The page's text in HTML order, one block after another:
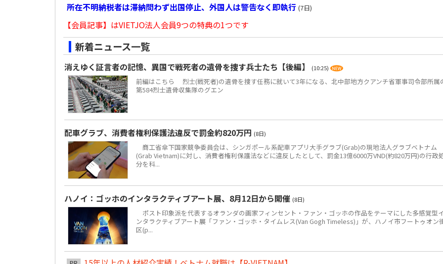
所在不明納税者は滞納問わず出国停止、外国人は警告なく即執行 (7日)
【会員記事】はVIETJO法人会員9つの特典の1つです
新着ニュース一覧
消えゆく証言者の記憶、異国で戦死者の遺骨を捜す兵士たち【後編】 (10:25)
前編はこちら 烈士(戦死者)の遺骨を捜す任務に就いて3年になる、北中部地方クアンチ省軍事司令部所属
第584烈士遺骨収集隊のグエン
配車グラブ、消費者権利保護法違反で罰金約820万円 (8日)
商工省傘下国家競争委員会は、シンガポール系配車アプリ大手グラブ(Grab)の現地法人グラブベトナム
(Grab Vietnam)に対し、消費者権利保護法などに違反したとして、罰金13億6000万VND(約820万円)の行政
分を科...
ハノイ：ゴッホのインタラクティブアート展、8月12日から開催 (8日)
ポスト印象派を代表するオランダの画家フィンセント・ファン・ゴッホの作品をテーマにした多感覚型
ンタラクティブアート展「ファン・ゴッホ・タイムレス(Van Gogh Timeless)」が、ハノイ市フートゥオン
区(p...